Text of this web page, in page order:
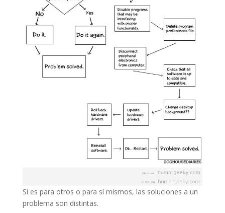
Si es para otros o para sí mismos, las soluciones a un
problema son distintas.